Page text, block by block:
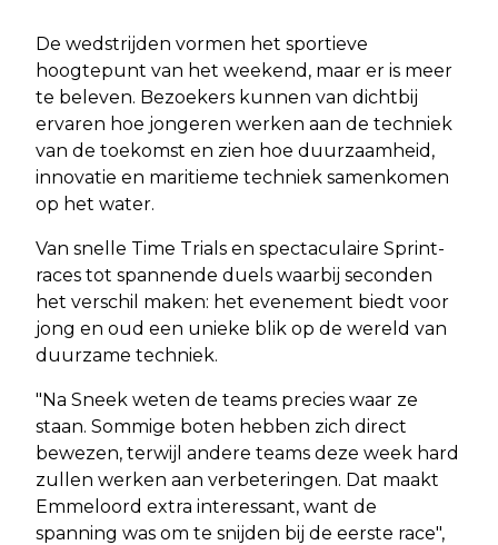
De wedstrijden vormen het sportieve
hoogtepunt van het weekend, maar er is meer
te beleven. Bezoekers kunnen van dichtbij
ervaren hoe jongeren werken aan de techniek
van de toekomst en zien hoe duurzaamheid,
innovatie en maritieme techniek samenkomen
op het water.
Van snelle Time Trials en spectaculaire Sprint-
races tot spannende duels waarbij seconden
het verschil maken: het evenement biedt voor
jong en oud een unieke blik op de wereld van
duurzame techniek.
"Na Sneek weten de teams precies waar ze
staan. Sommige boten hebben zich direct
bewezen, terwijl andere teams deze week hard
zullen werken aan verbeteringen. Dat maakt
Emmeloord extra interessant, want de
spanning was om te snijden bij de eerste race",